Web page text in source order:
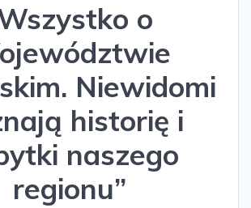
o
Niewidomi
historię i
naszego
regionu”